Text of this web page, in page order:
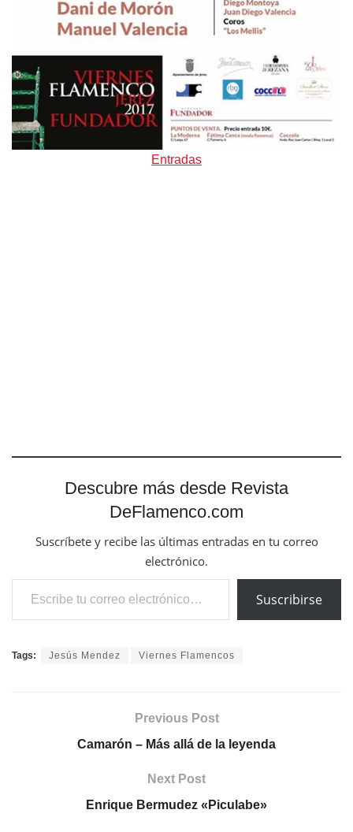
Entradas
Descubre más desde Revista
DeFlamenco.com
Suscríbete y recibe las últimas entradas en tu correo
electrónico.
Escribe tu correo electrónico…
Suscribirse
Tags: Jesús Mendez Viernes Flamencos
Previous Post
Camarón – Más allá de la leyenda
Next Post
Enrique Bermudez «Piculabe»